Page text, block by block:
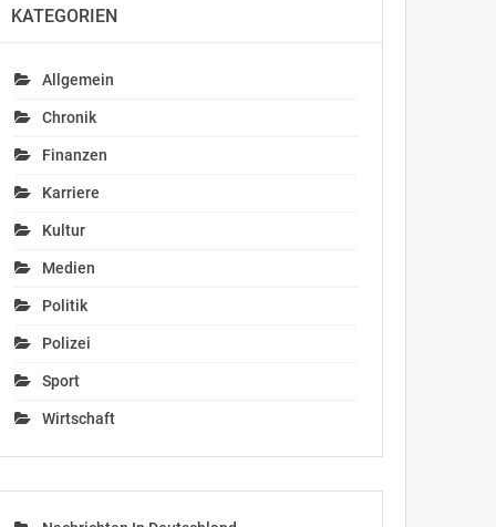
KATEGORIEN
Allgemein
Chronik
Finanzen
Karriere
Kultur
Medien
Politik
Polizei
Sport
Wirtschaft